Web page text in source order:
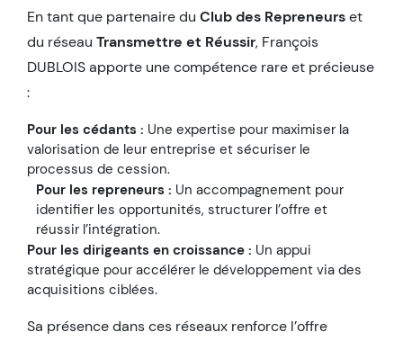
En tant que partenaire du Club des Repreneurset
du réseau Transmettre et Réussir, François
DUBLOIS apporte une compétence rare et précieuse
:
Pour les cédants : Une expertise pour maximiser la
valorisation de leur entreprise et sécuriser le
processus de cession.
Pour les repreneurs : Un accompagnement pour
identifier les opportunités, structurer l’offre et
réussir l’intégration.
Pour les dirigeants en croissance : Un appui
stratégique pour accélérer le développement via des
acquisitions ciblées.
Sa présence dans ces réseaux renforce l’offre